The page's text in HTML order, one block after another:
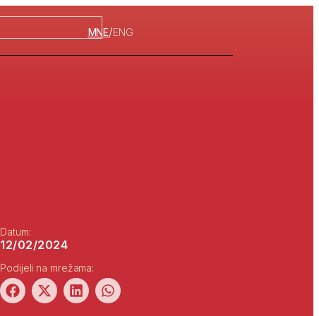
MNE/ENG
Datum:
12/02/2024
Podijeli na mrežama: